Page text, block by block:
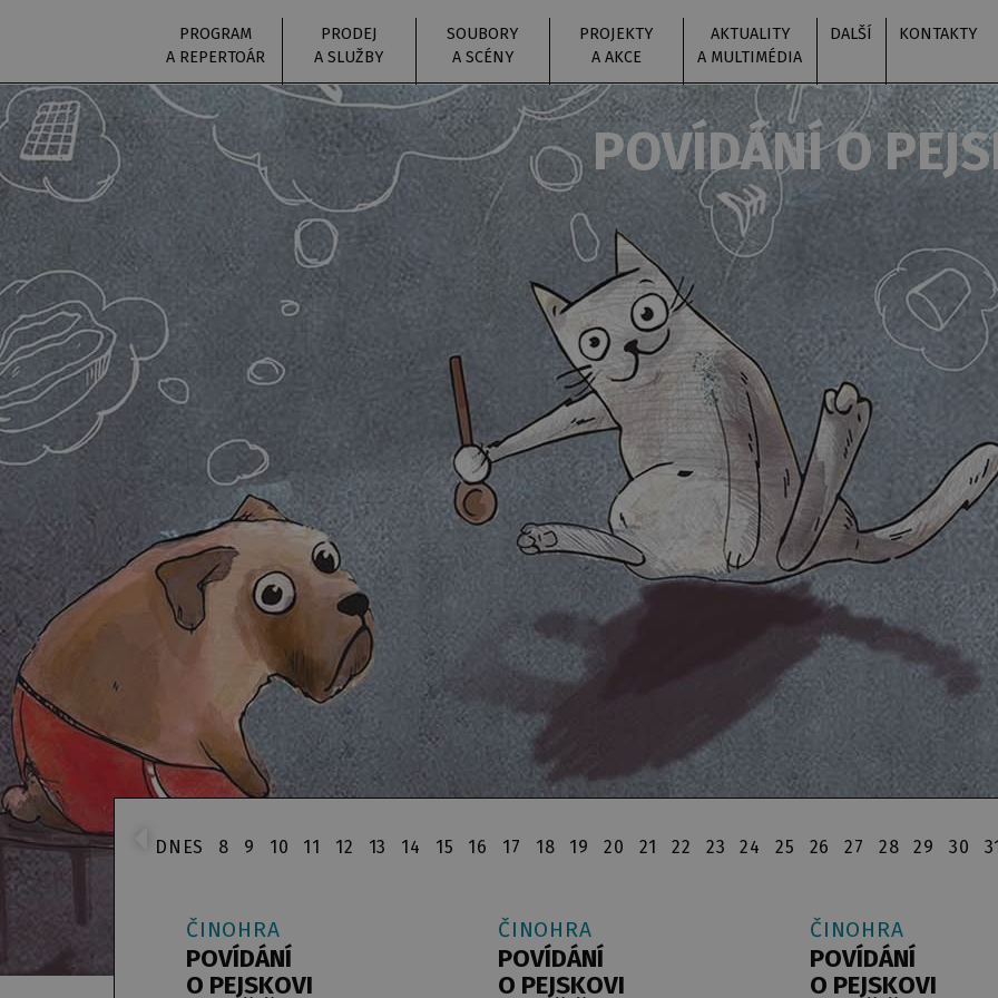
PROGRAM
A REPERTOÁR
PRODEJ
A SLUŽBY
SOUBORY
A SCÉNY
PROJEKTY
A AKCE
AKTUALITY
A MULTIMÉDIA
DALŠÍ KONTAKTY
POVÍDÁNÍ O
DNES 8 9 10 11 12 13 14 15 16 17 18 19 20 21 22 23 24 25 26 27 28 29 30
ČINOHRA
POVÍDÁNÍ
O PEJSKOVI
ČINOHRA
POVÍDÁNÍ
O PEJSKOVI
ČINOHRA
POVÍDÁNÍ
O PEJSKOVI